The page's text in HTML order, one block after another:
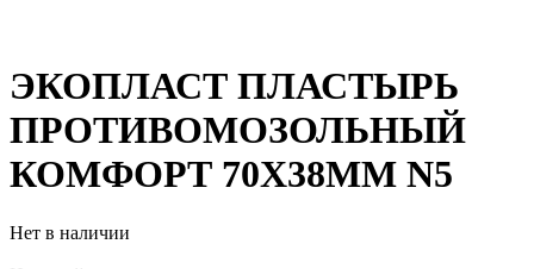
ЭКОПЛАСТ ПЛАСТЫРЬ
ПРОТИВОМОЗОЛЬНЫЙ
КОМФОРТ 70Х38ММ N5
Нет в наличии